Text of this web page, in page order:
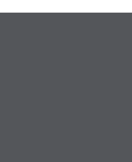
anonym.
wie